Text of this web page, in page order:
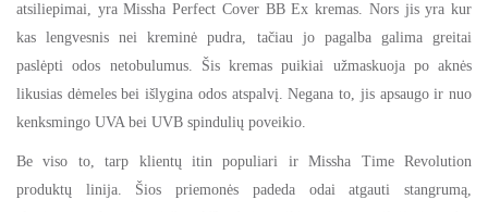
atsiliepimai, yra Missha Perfect Cover BB Ex kremas. Nors jis yra kur
kas lengvesnis nei kreminė pudra, tačiau jo pagalba galima greitai
paslėpti odos netobulumus. Šis kremas puikiai užmaskuoja po aknės
likusias dėmeles bei išlygina odos atspalvį. Negana to, jis apsaugo ir nuo
kenksmingo UVA bei UVB spindulių poveikio.
Be viso to, tarp klientų itin populiari ir Missha Time Revolution
produktų linija. Šios priemonės padeda odai atgauti stangrumą,